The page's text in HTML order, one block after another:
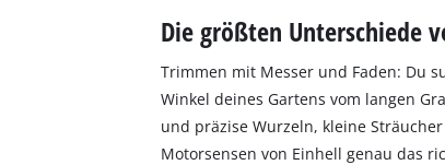
Die größten Unterschiede
Trimmen mit Messer und Faden: Du
Winkel deines Gartens vom langen
und präzise Wurzeln, kleine
Motorsensen von Einhell genau das